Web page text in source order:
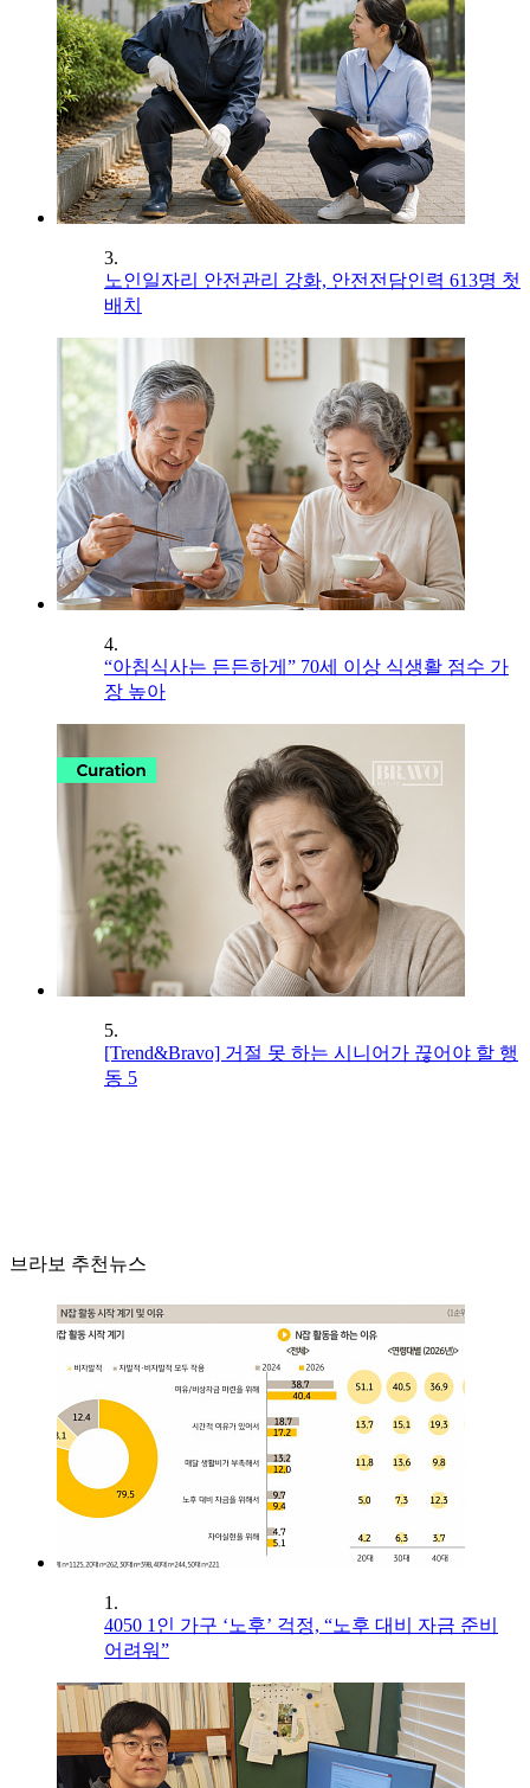
3.
노인일자리 안전관리 강화, 안전전담인력 613명 첫
배치
4.
“아침식사는 든든하게” 70세 이상 식생활 점수 가
장 높아
5.
[Trend&Bravo] 거절 못 하는 시니어가 끊어야 할 행
동 5
브라보 추천뉴스
1.
4050 1인 가구 ‘노후’ 걱정, “노후 대비 자금 준비
어려워”